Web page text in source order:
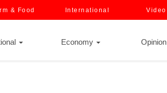
& Food International Video
Economy Opinion